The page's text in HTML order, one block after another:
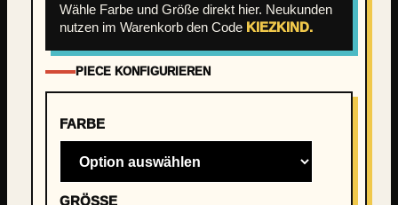
Wähle Farbe und Größe direkt hier. Neukunden
nutzen im Warenkorb den Code KIEZKIND.
PIECE KONFIGURIEREN
FARBE
GRÖSSE